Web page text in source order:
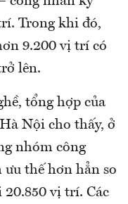
Trong khi đó,
9.200 vị trí có
lên.
tổng hợp của
Nội cho thấy, ở
nhóm công
thế hơn hẳn so
20.850 vị trí. Các